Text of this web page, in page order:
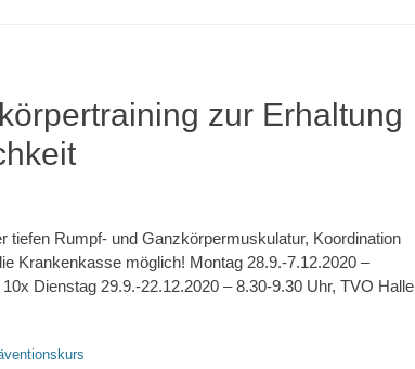
zur Erhaltung
Rumpf- und Ganzkörpermuskulatur, Koordination
Krankenkasse möglich! Montag 28.9.-7.12.2020 –
Dienstag 29.9.-22.12.2020 – 8.30-9.30 Uhr, TVO Halle